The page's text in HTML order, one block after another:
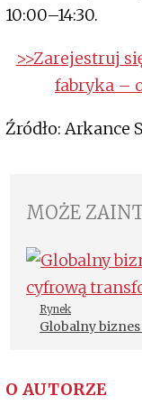
10:00–14:30.
>>Zarejestruj
fabryka –
Źródło: Arkance
MOŻE
Rynek
Globalny
O AUTORZE